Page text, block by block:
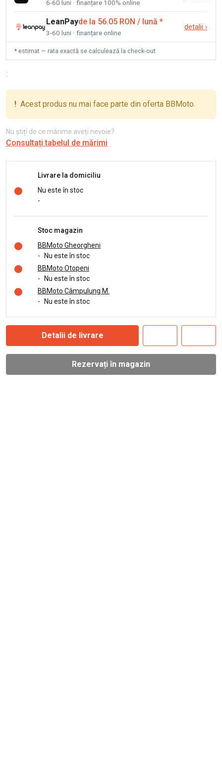
6-60 luni · finanțare 100% online
LeanPayde la 56.05 RON / lună *
3-60 luni · finanțare online
detalii ›
* estimat — rata exactă se calculează la check-out
:
! Acest produs nu mai face parte din oferta BBMoto.
Nu știți de ce mărime aveți nevoie?
Consultați tabelul de mărimi
Livrare la domiciliu
Nu este în stoc
-
Stoc magazin
BBMoto Gheorgheni
-
Nu este în stoc
BBMoto Otopeni
-
Nu este în stoc
BBMoto Câmpulung M.
-
Nu este în stoc
Detalii de livrare
Rezervați în magazin